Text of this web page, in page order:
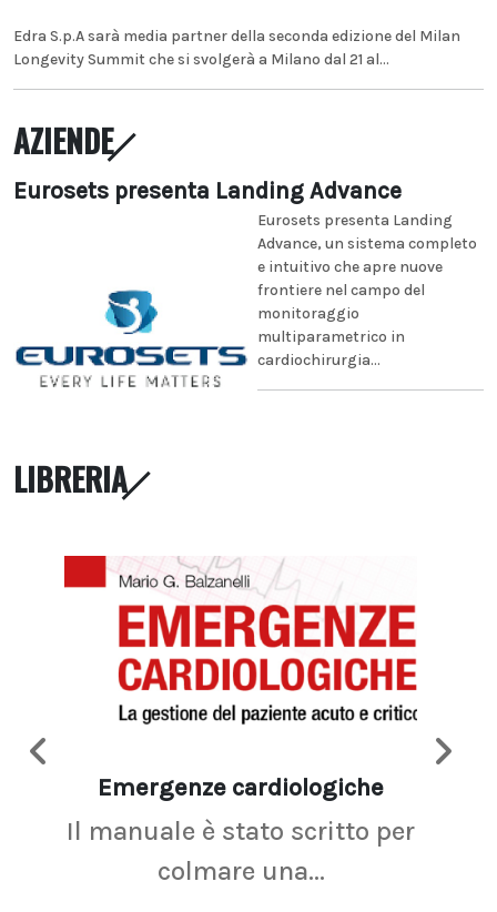
Edra S.p.A sarà media partner della seconda edizione del Milan
Longevity Summit che si svolgerà a Milano dal 21 al...
AZIENDE
Eurosets presenta Landing Advance
Eurosets presenta Landing
Advance, un sistema completo
e intuitivo che apre nuove
frontiere nel campo del
monitoraggio
multiparametrico in
cardiochirurgia...
LIBRERIA
Emergenze cardiologiche
Il manuale è stato scritto per
colmare una...